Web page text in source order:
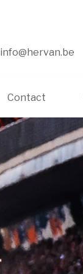
info@hervan.be
Contact